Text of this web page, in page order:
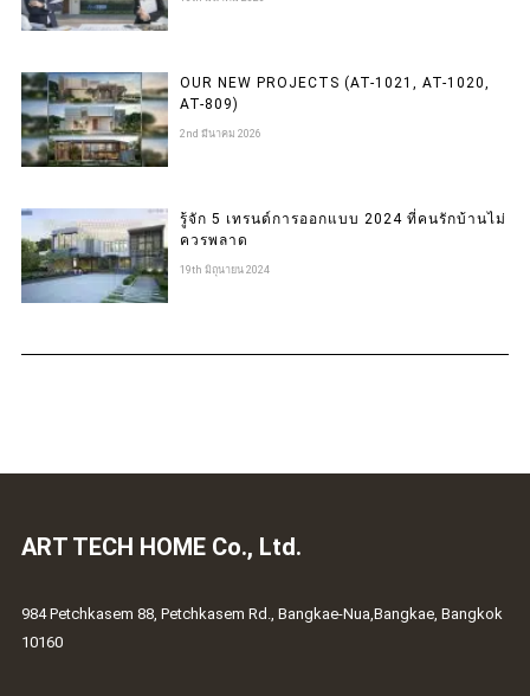
OUR NEW PROJECTS (AT-1021, AT-1020,
AT-809)
2nd มีนาคม 2026
รู้จัก 5 เทรนด์การออกแบบ 2024 ที่คนรักบ้านไม่
ควรพลาด
19th มิถุนายน 2024
ART TECH HOME Co., Ltd.
984 Petchkasem 88, Petchkasem Rd., Bangkae-Nua,Bangkae, Bangkok
10160